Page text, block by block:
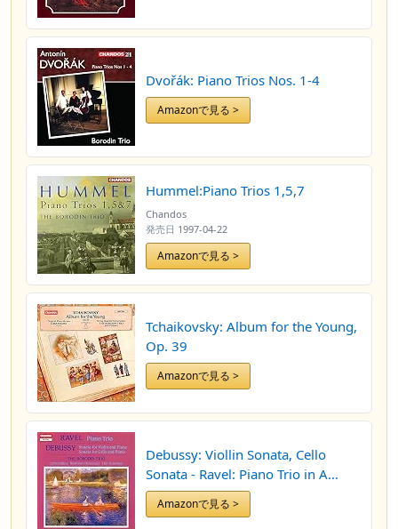
Dvořák: Piano Trios Nos. 1-4
Amazonで見る >
Hummel:Piano Trios 1,5,7
Chandos
発売日 1997-04-22
Amazonで見る >
Tchaikovsky: Album for the Young,
Op. 39
Amazonで見る >
Debussy: Viollin Sonata, Cello
Sonata - Ravel: Piano Trio in A
Minor
Amazonで見る >